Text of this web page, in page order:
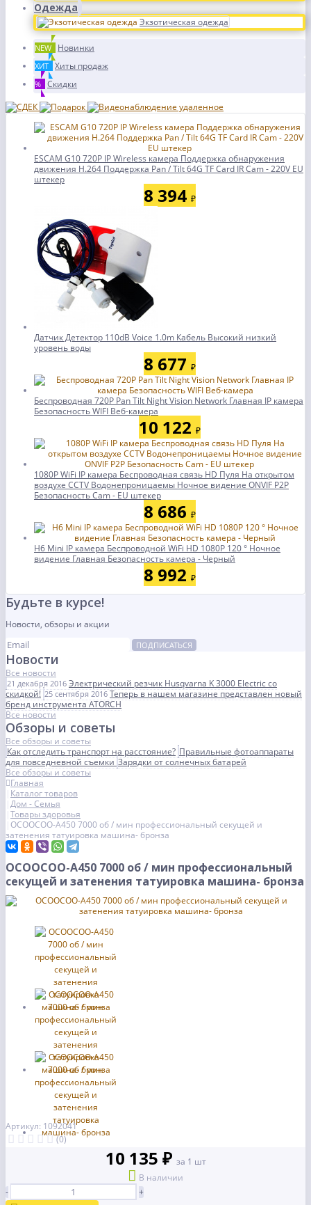
Одежда
Экзотическая одежда
NEW Новинки
ХИТ Хиты продаж
% Скидки
ESCAM G10 720P IP Wireless камера Поддержка обнаружения
движения H.264 Поддержка Pan / Tilt 64G TF Card IR Cam - 220V EU
штекер
8 394 ₽
Датчик Детектор 110dB Voice 1.0m Кабель Высокий низкий
уровень воды
8 677 ₽
Беспроводная 720P Pan Tilt Night Vision Network Главная IP камера
Безопасность WIFI Веб-камера
10 122 ₽
1080P WiFi IP камера Беспроводная связь HD Пуля На открытом
воздухе CCTV Водонепроницаемы Ночное видение ONVIF P2P
Безопасность Cam - EU штекер
8 686 ₽
H6 Mini IP камера Беспроводной WiFi HD 1080P 120 ° Ночное
видение Главная Безопасность камера - Черный
8 992 ₽
Будьте в курсе!
Новости, обзоры и акции
ПОДПИСАТЬСЯ
Новости
Все новости
21 декабря 2016 Электрический резчик Husqvarna K 3000 Electric со
скидкой! 25 сентября 2016 Теперь в нашем магазине представлен новый
бренд инструмента ATORCH
Все новости
Обзоры и советы
Все обзоры и советы
Как отследить транспорт на расстояние? Правильные фотоаппараты
для повседневной съемкиЗарядки от солнечных батарей
Все обзоры и советы
Главная
Каталог товаров
Дом - Семья
Товары здоровья
OCOOCOO-A450 7000 об / мин профессиональный секущей и
затенения татуировка машина- бронза
OCOOCOO-A450 7000 об / мин профессиональный
секущей и затенения татуировка машина- бронза
Артикул: 1092041
(0)
10 135 ₽ за 1 шт
В наличии
-
+